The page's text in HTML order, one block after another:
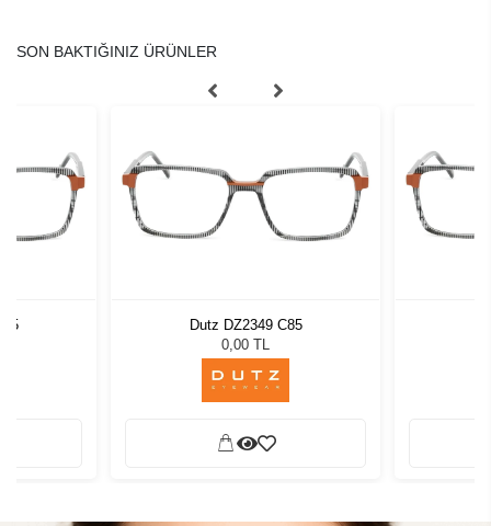
SON BAKTIĞINIZ ÜRÜNLER
Dutz DZ2349 C85
0,00 TL